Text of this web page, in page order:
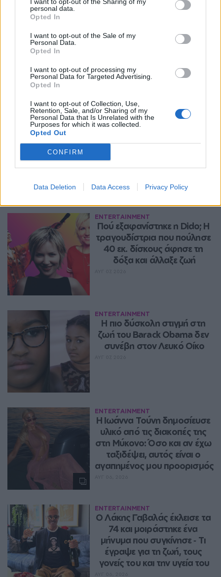
personal data.
Opted In
I want to opt-out of the Sale of my
Personal Data.
Opted In
I want to opt-out of processing my
Personal Data for Targeted Advertising.
Opted In
I want to opt-out of Collection, Use,
Retention, Sale, and/or Sharing of my
Personal Data that Is Unrelated with the
Purposes for which it was collected.
Opted Out
CONFIRM
Data Deletion Data Access Privacy Policy
Entertainment
ENTERTAINMENT
Πού εξαφανίστηκε η Dido; Η
τραγουδίστρια που πούλησε
40 εκ. δίσκους άφησε τη
δόξα και άλλαξε ζωή
ENTERTAINMENT
Η πιο δύσκολη στιγμή στη
ζωή του Barack Obama δεν
συνέβη στον Λευκό Οίκο
ENTERTAINMENT
Η Ιωάννα Τούνη δημοσίευσε
υλικό από τις διακοπές της
στη Μύκονο: Όσο και αν έχω
ταξιδέψει, αυτός είναι ο
αγαπημένος μου προορισμός
ENTERTAINMENT
Ο Λάκης Γαβαλάς έκλεισε τα
74 και μοιράστηκε ένα
μήνυμα που συγκίνησε ‑ Τι
έγραψε για τη ζωή, τους
γονείς του και την υγεία του